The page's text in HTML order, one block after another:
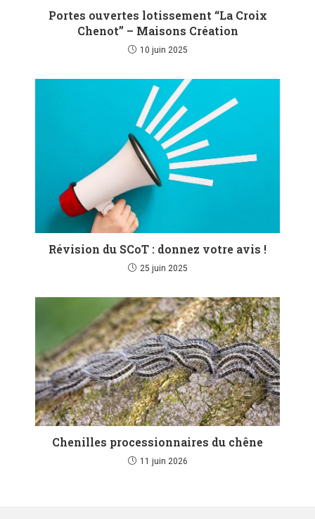
Portes ouvertes lotissement “La Croix
Chenot” – Maisons Création
10 juin 2025
Révision du SCoT : donnez votre avis !
25 juin 2025
Chenilles processionnaires du chêne
11 juin 2026